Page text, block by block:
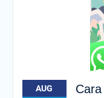
AUG